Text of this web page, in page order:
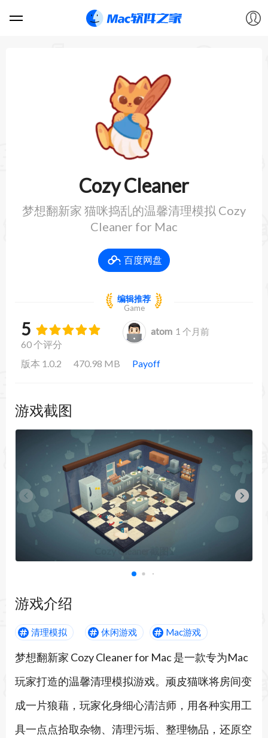
Cozy Cleaner
梦想翻新家 猫咪捣乱的温馨清理模拟 Cozy
Cleaner for Mac
百度网盘
编辑推荐
Game
5
60 个评分
atom 1 个月前
版本 1.0.2 470.98 MB Payoff
游戏截图
Cozy Cleaner截图1
游戏介绍
清理模拟 休闲游戏 Mac游戏
梦想翻新家 Cozy Cleaner for Mac 是一款专为Mac
玩家打造的温馨清理模拟游戏。顽皮猫咪将房间变
成一片狼藉，玩家化身细心清洁师，用各种实用工
具一点点拾取杂物、清理污垢、整理物品，还原空